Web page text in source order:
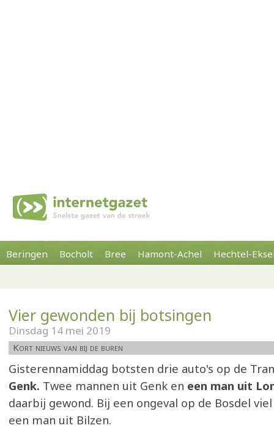
Beringen Bocholt Bree Hamont-Achel Hechtel-
Vier gewonden bij botsingen
Dinsdag 14 mei 2019
Kort nieuws van bij de buren
Gisterennamiddag botsten drie auto's op de
Genk. Twee mannen uit Genk en een man uit
daarbij gewond. Bij een ongeval op de Bosdel
een man uit Bilzen.